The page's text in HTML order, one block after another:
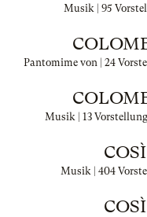
Musik | 95
Pantomime von | 24
Musik | 13
Musik | 404